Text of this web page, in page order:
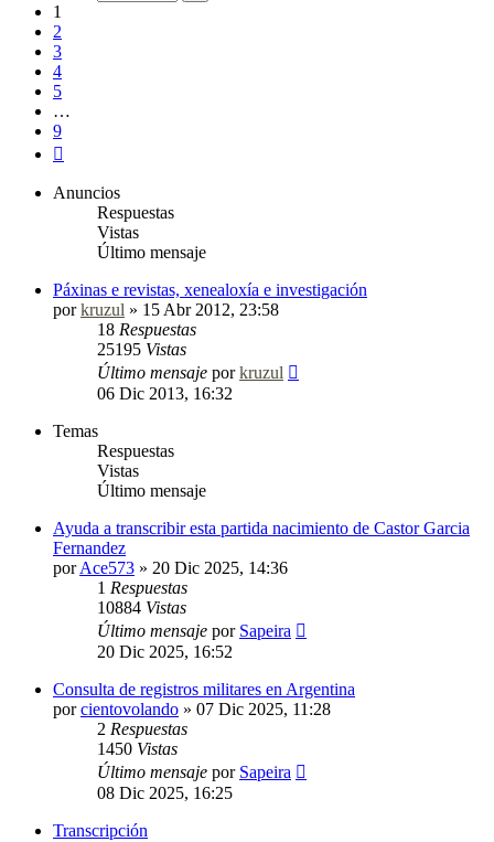
1
2
3
4
5
…
9
Anuncios
Respuestas
Vistas
Último mensaje
Páxinas e revistas, xenealoxía e investigación
porkruzul » 15 Abr 2012, 23:58
18 Respuestas
25195 Vistas
Último mensaje porkruzul
06 Dic 2013, 16:32
Temas
Respuestas
Vistas
Último mensaje
Ayuda a transcribir esta partida nacimiento de Castor Garcia
Fernandez
porAce573 » 20 Dic 2025, 14:36
1 Respuestas
10884 Vistas
Último mensaje por Sapeira
20 Dic 2025, 16:52
Consulta de registros militares en Argentina
porcientovolando » 07 Dic 2025, 11:28
2 Respuestas
1450 Vistas
Último mensaje por Sapeira
08 Dic 2025, 16:25
Transcripción